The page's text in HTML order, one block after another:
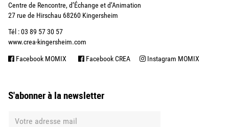
Centre de Rencontre, d’Échange et d’Animation
27 rue de Hirschau 68260 Kingersheim
Tél : 03 89 57 30 57
www.crea-kingersheim.com
Facebook MOMIX Facebook CREA Instagram MOMIX
S'abonner à la newsletter